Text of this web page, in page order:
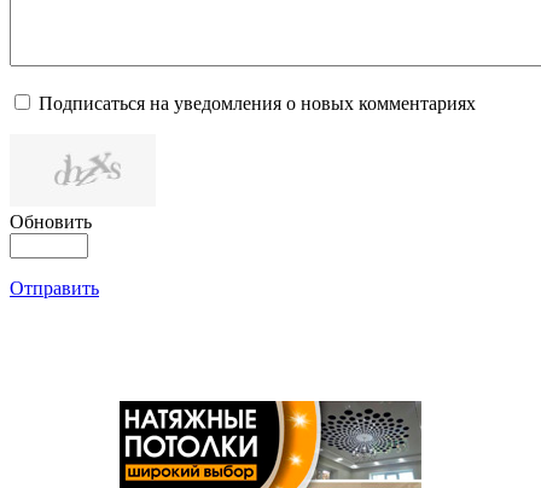
Подписаться на уведомления о новых комментариях
Обновить
Отправить